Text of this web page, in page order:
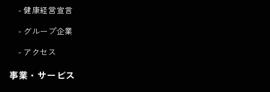
健康経営宣言
グループ企業
アクセス
事業・サービス